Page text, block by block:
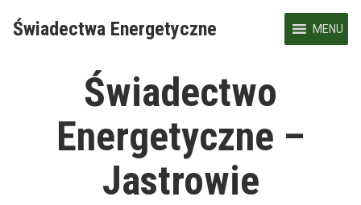
Świadectwa Energetyczne MENU
Świadectwo
Energetyczne –
Jastrowie